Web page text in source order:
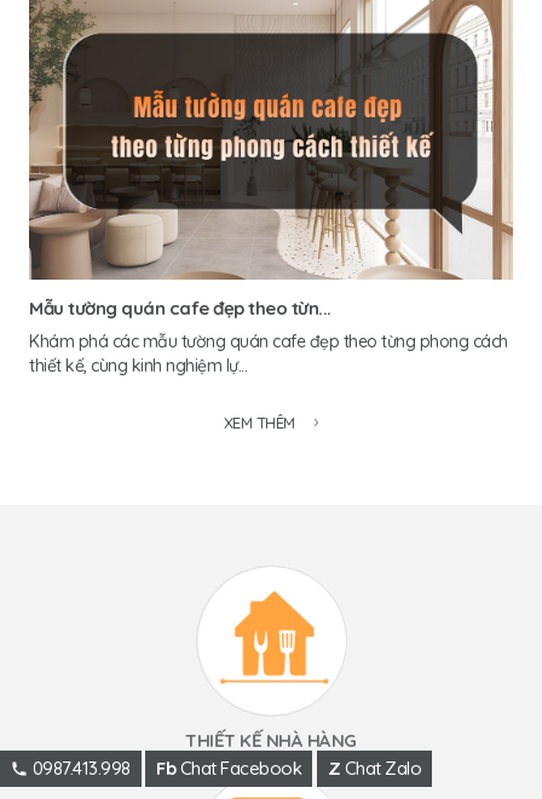
Mẫu tường quán cafe đẹp theo từn...
Khám phá các mẫu tường quán cafe đẹp theo từng phong cách
thiết kế, cùng kinh nghiệm lự...
XEM THÊM
THIẾT KẾ NHÀ HÀNG
0987.413.998
Fb Chat Facebook Z Chat Zalo